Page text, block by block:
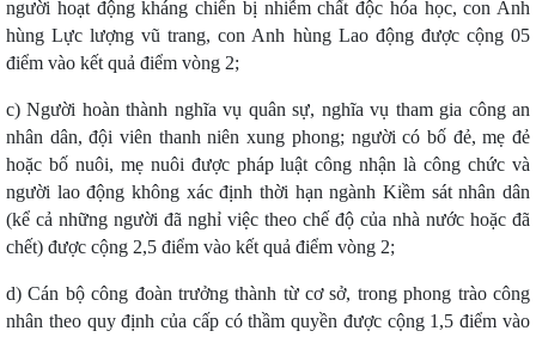
người hoạt động kháng chiến bị nhiễm chất độc hóa học, con Anh
hùng Lực lượng vũ trang, con Anh hùng Lao động được cộng 05
điểm vào kết quả điểm vòng 2;
c) Người hoàn thành nghĩa vụ quân sự, nghĩa vụ tham gia công an
nhân dân, đội viên thanh niên xung phong; người có bố đẻ, mẹ đẻ
hoặc bố nuôi, mẹ nuôi được pháp luật công nhận là công chức và
người lao động không xác định thời hạn ngành Kiềm sát nhân dân
(kể cả những người đã nghỉ việc theo chế độ của nhà nước hoặc đã
chết) được cộng 2,5 điểm vào kết quả điểm vòng 2;
d) Cán bộ công đoàn trưởng thành từ cơ sở, trong phong trào công
nhân theo quy định của cấp có thầm quyền được cộng 1,5 điểm vào